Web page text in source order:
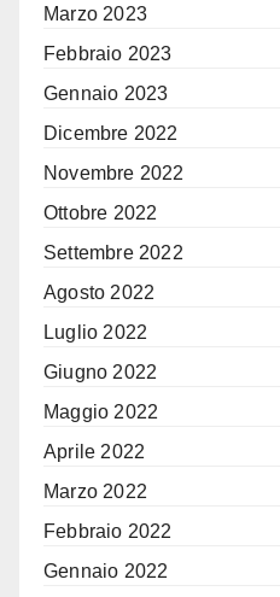
Marzo 2023
Febbraio 2023
Gennaio 2023
Dicembre 2022
Novembre 2022
Ottobre 2022
Settembre 2022
Agosto 2022
Luglio 2022
Giugno 2022
Maggio 2022
Aprile 2022
Marzo 2022
Febbraio 2022
Gennaio 2022